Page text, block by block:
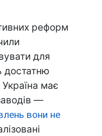
реформ
для
достатню
Україна має
—
вони не